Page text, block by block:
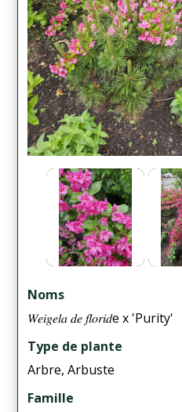
Noms
𝑊𝑒𝑖𝑔𝑒𝑙𝑎 𝑑𝑒 𝑓𝑙𝑜𝑟𝑖𝑑e x 'Purity'
Type de plante
Arbre, Arbuste
Famille